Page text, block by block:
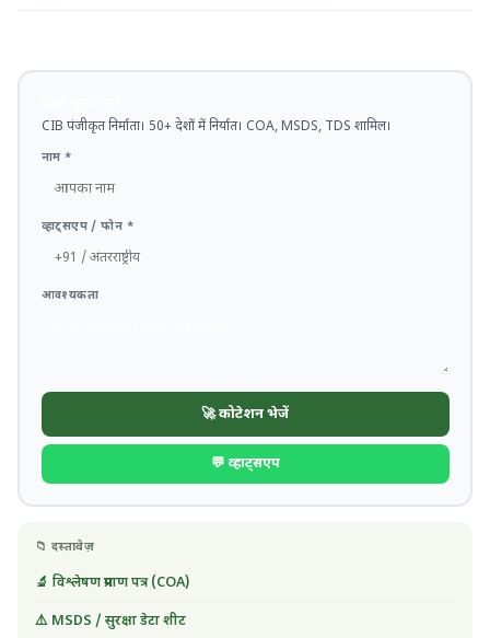
CIB पंजीकृत निर्माता। 50+ देशों में निर्यात। COA, MSDS, TDS शामिल।
नाम *
व्हाट्सएप / फोन *
आवश्यकता
🚀 कोटेशन भेजें
💬 व्हाट्सएप
📁 दस्तावेज़
🔬 विश्लेषण प्रमाण पत्र (COA)
⚠️ MSDS / सुरक्षा डेटा शीट